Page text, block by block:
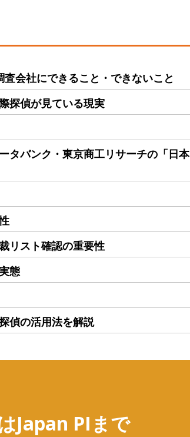
会社にできること・できないこと
探偵が見ている現実
タバンク・東京商工リサーチの「日本
リスト確認の重要性
態
偵の活用法を解説
Japan PIまで